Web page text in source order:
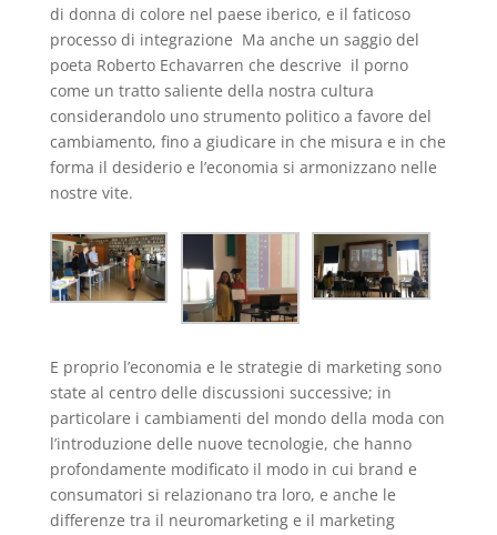
di donna di colore nel paese iberico, e il faticoso
processo di integrazione Ma anche un saggio del
poeta Roberto Echavarren che descrive il porno
come un tratto saliente della nostra cultura
considerandolo uno strumento politico a favore del
cambiamento, fino a giudicare in che misura e in che
forma il desiderio e l’economia si armonizzano nelle
nostre vite.
E proprio l’economia e le strategie di marketing sono
state al centro delle discussioni successive; in
particolare i cambiamenti del mondo della moda con
l’introduzione delle nuove tecnologie, che hanno
profondamente modificato il modo in cui brand e
consumatori si relazionano tra loro, e anche le
differenze tra il neuromarketing e il marketing